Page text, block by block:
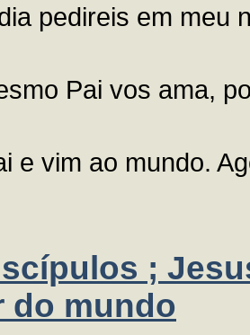
pedireis em meu
Pai vos ama,
e vim ao mundo.
;
do mundo